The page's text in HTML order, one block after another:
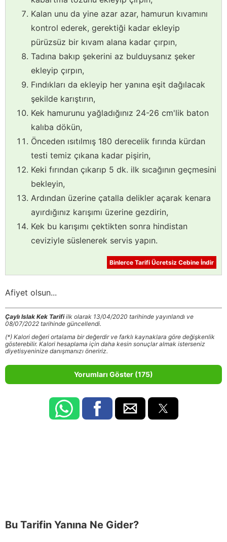
Kalan unu da yine azar azar, hamurun kıvamını
kontrol ederek, gerektiği kadar ekleyip
pürüzsüz bir kıvam alana kadar çırpın,
Tadına bakıp şekerini az bulduysanız şeker
ekleyip çırpın,
Fındıkları da ekleyip her yanına eşit dağılacak
şekilde karıştırın,
Kek hamurunu yağladığınız 24-26 cm'lik baton
kalıba dökün,
Önceden ısıtılmış 180 derecelik fırında kürdan
testi temiz çıkana kadar pişirin,
Keki fırından çıkarıp 5 dk. ilk sıcağının geçmesini
bekleyin,
Ardından üzerine çatalla delikler açarak kenara
ayırdığınız karışımı üzerine gezdirin,
Kek bu karışımı çektikten sonra hindistan
ceviziyle süslenerek servis yapın.
Binlerce Tarifi Ücretsiz Cebine İndir
Afiyet olsun...
Çaylı Islak Kek Tarifiilk olarak 13/04/2020 tarihinde yayınlandı ve
08/07/2022 tarihinde güncellendi.
(*) Kalori değeri ortalama bir değerdir ve farklı kaynaklara göre değişkenlik
gösterebilir. Kalori hesaplama için daha kesin sonuçlar almak isterseniz
diyetisyeninize danışmanızı öneririz.
Yorumları Göster (175)
Bu Tarifin Yanına Ne Gider?